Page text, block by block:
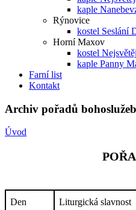
kaple
Rýnovice
kostel Seslání
Horní Maxov
kostel
kaple Panny
Farní list
Kontakt
Archiv pořadů bohoslužeb
Úvod
Den Liturgická slavnost